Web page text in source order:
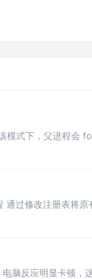
模式下，父进程会
通过修改注册表将
脑反应明显卡顿，